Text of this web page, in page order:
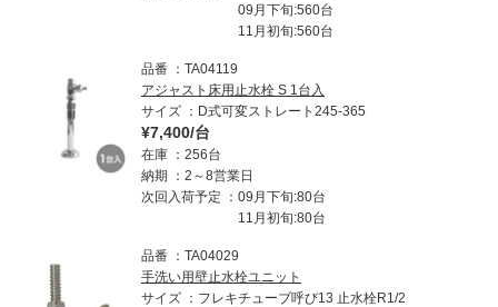
09月下旬:560台
11月初旬:560台
品番
TA04119
アジャスト床用止水栓 S 1台入
サイズ
D式可変ストレート245-365
¥7,400/台
在庫
256台
納期
2～8営業日
次回入荷予定
09月下旬:80台
11月初旬:80台
品番
TA04029
手洗い用壁止水栓ユニット
サイズ
フレキチューブ呼び13 止水栓R1/2